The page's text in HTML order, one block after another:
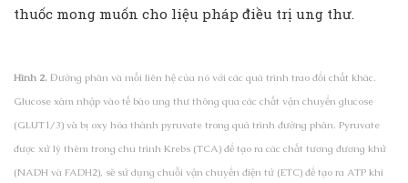
thuốc mong muốn cho liệu pháp điều trị ung thư.
Hình 2. Đường phân và mối liên hệ của nó với các quá trình trao đổi chất khác.
Glucose xâm nhập vào tế bào ung thư thông qua các chất vận chuyển glucose
(GLUT1/3) và bị oxy hóa thành pyruvate trong quá trình đường phân. Pyruvate
được xử lý thêm trong chu trình Krebs (TCA) để tạo ra các chất tương đương khử
(NADH và FADH2), sẽ sử dụng chuỗi vận chuyển điện tử (ETC) để tạo ra ATP khi